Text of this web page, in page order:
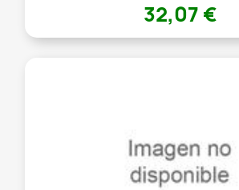
32,07 €